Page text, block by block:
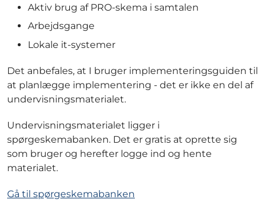
Aktiv brug af PRO-skema i samtalen
Arbejdsgange
Lokale it-systemer
Det anbefales, at I bruger implementeringsguiden til
at planlægge implementering - det er ikke en del af
undervisningsmaterialet.
Undervisningsmaterialet ligger i
spørgeskemabanken. Det er gratis at oprette sig
som bruger og herefter logge ind og hente
materialet.
Gå til spørgeskemabanken